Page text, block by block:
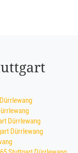
Dürrlewang
Dürrlewang